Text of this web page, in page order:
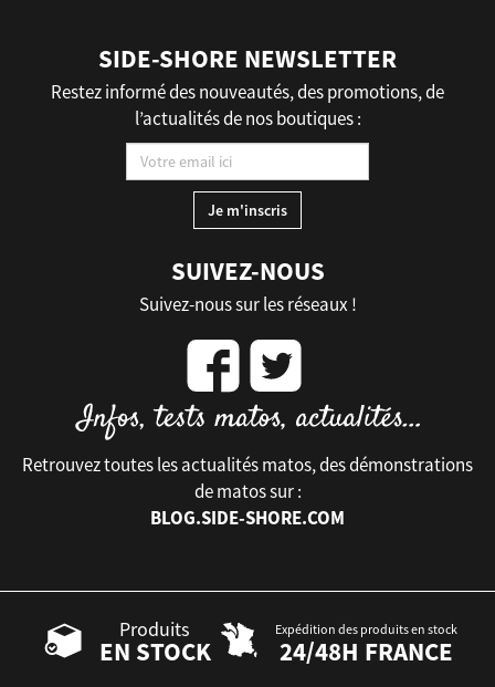
SIDE-SHORE NEWSLETTER
Restez informé des nouveautés, des promotions, de
l’actualités de nos boutiques :
SUIVEZ-NOUS
Suivez-nous sur les réseaux !
Retrouvez toutes les actualités matos, des démonstrations
de matos sur :
BLOG.SIDE-SHORE.COM
Produits
EN STOCK
Expédition des produits en stock
24/48H FRANCE